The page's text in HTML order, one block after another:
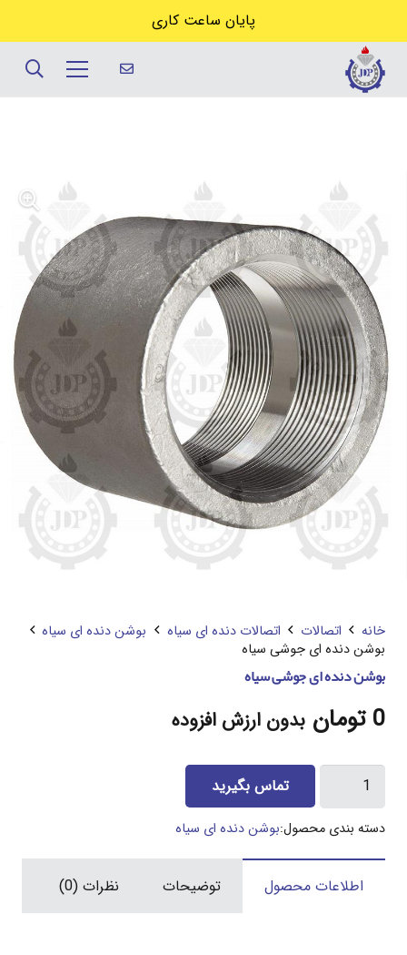
خانه اتصالات اتصالات دنده ای سیاه
بوشن دنده ای سیاه
بوشن دنده ای جوشی سیاه
بوشن دنده ای جوشی سیاه
0 تومان بدون ارزش افزوده
بوشن
ای
تماس بگیرید
دسته بندی محصول:بوشن دنده ای سیاه
اطلاعات محصول توضیحات نظرات (0)
پایان ساعت کاری